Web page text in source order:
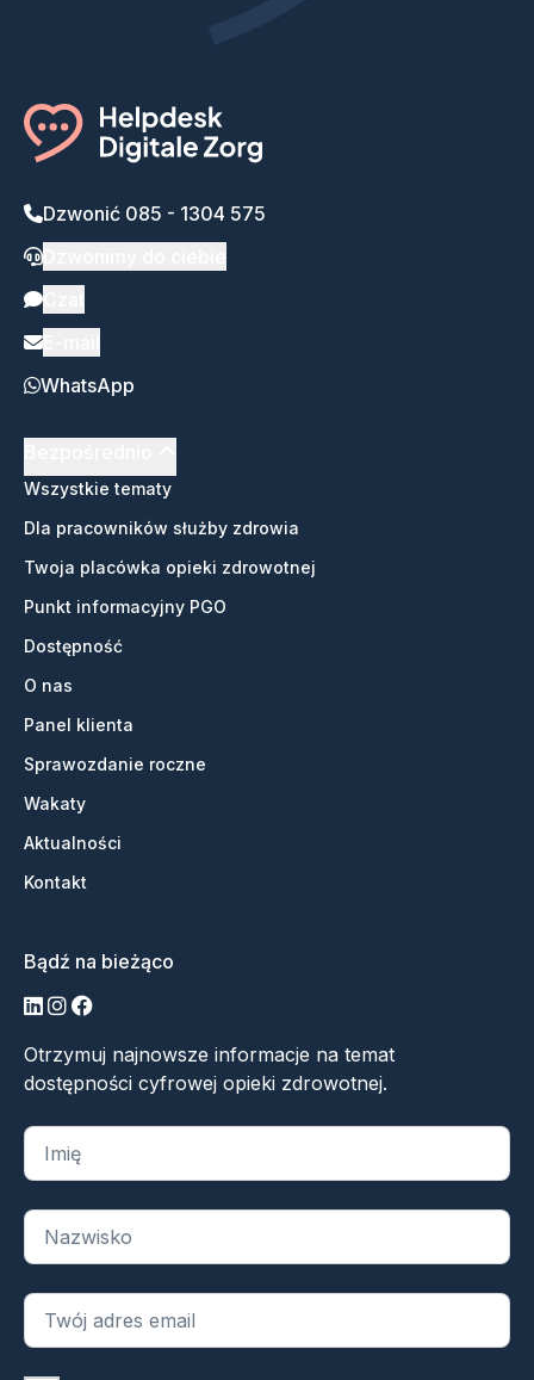
Dzwonić 085 - 1304 575
WhatsApp
Wszystkie tematy
Dla pracowników służby zdrowia
Twoja placówka opieki zdrowotnej
Punkt informacyjny PGO
Dostępność
O nas
Panel klienta
Sprawozdanie roczne
Wakaty
Aktualności
Kontakt
Bądź na bieżąco
LinkedIn
Instagram
Facebook
Otrzymuj najnowsze informacje na temat
dostępności cyfrowej opieki zdrowotnej.
„*” oznacza wymagane pola